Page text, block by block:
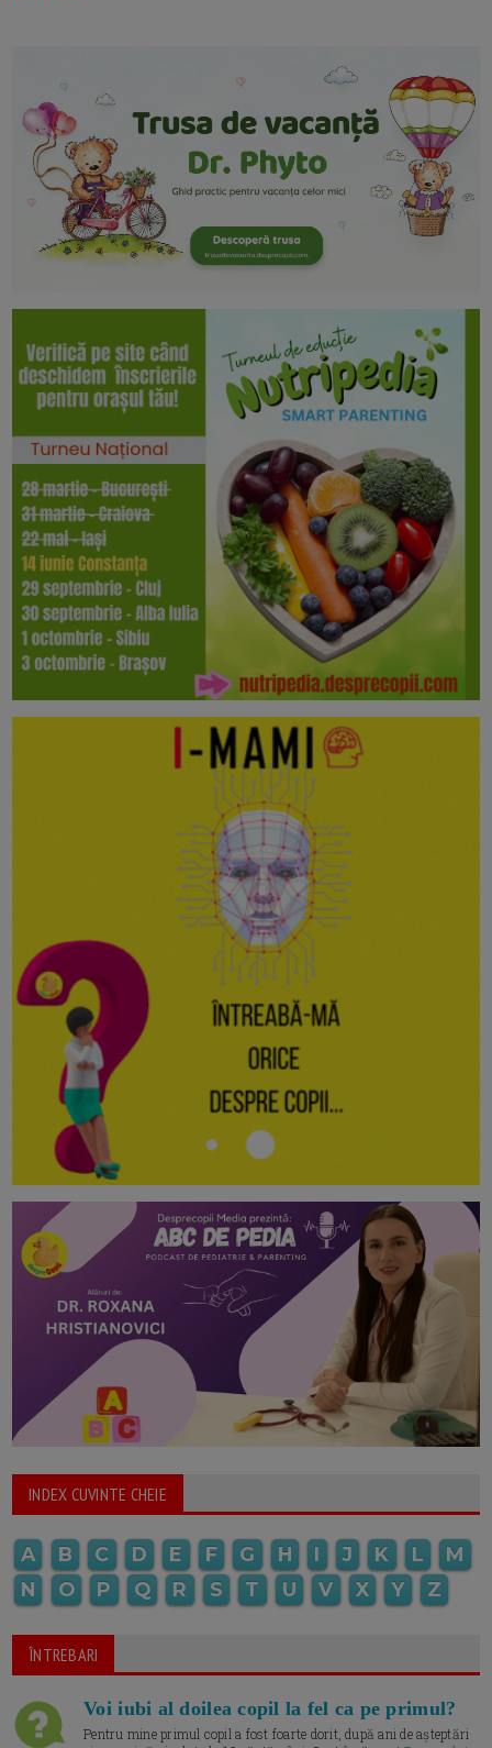
INDEX CUVINTE CHEIE
A B C D E F G H I J K L
M
N
O P Q R S T U V X Y Z
ÎNTREBARI
Voi iubi al doilea copil la fel ca pe primul?
Pentru mine primul copil a fost foarte dorit, după ani de așteptări